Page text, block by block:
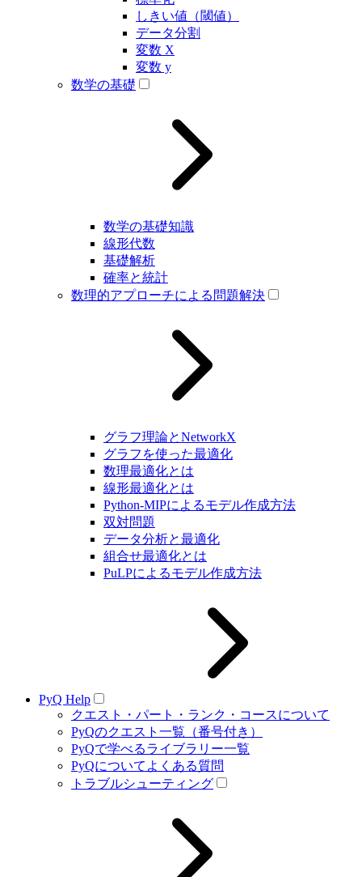
しきい値（閾値）
データ分割
変数 X
変数 y
数学の基礎
数学の基礎知識
線形代数
基礎解析
確率と統計
数理的アプローチによる問題解決
グラフ理論とNetworkX
グラフを使った最適化
数理最適化とは
線形最適化とは
Python-MIPによるモデル作成方法
双対問題
データ分析と最適化
組合せ最適化とは
PuLPによるモデル作成方法
PyQ Help
クエスト・パート・ランク・コースについて
PyQのクエスト一覧（番号付き）
PyQで学べるライブラリー一覧
PyQについてよくある質問
トラブルシューティング